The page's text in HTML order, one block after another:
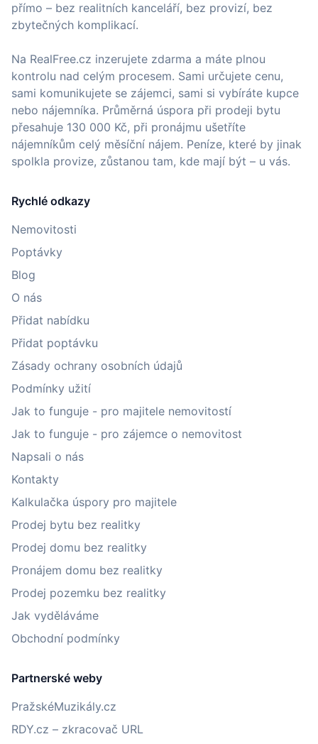
přímo – bez realitních kanceláří, bez provizí, bez
zbytečných komplikací.
Na RealFree.cz inzerujete zdarma a máte plnou
kontrolu nad celým procesem. Sami určujete cenu,
sami komunikujete se zájemci, sami si vybíráte kupce
nebo nájemníka. Průměrná úspora při prodeji bytu
přesahuje 130 000 Kč, při pronájmu ušetříte
nájemníkům celý měsíční nájem. Peníze, které by jinak
spolkla provize, zůstanou tam, kde mají být – u vás.
Rychlé odkazy
Nemovitosti
Poptávky
Blog
O nás
Přidat nabídku
Přidat poptávku
Zásady ochrany osobních údajů
Podmínky užití
Jak to funguje - pro majitele nemovitostí
Jak to funguje - pro zájemce o nemovitost
Napsali o nás
Kontakty
Kalkulačka úspory pro majitele
Prodej bytu bez realitky
Prodej domu bez realitky
Pronájem domu bez realitky
Prodej pozemku bez realitky
Jak vyděláváme
Obchodní podmínky
Partnerské weby
PražskéMuzikály.cz
RDY.cz – zkracovač URL